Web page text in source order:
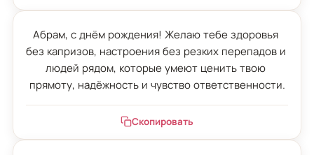
Абрам, с днём рождения! Желаю тебе здоровья
без капризов, настроения без резких перепадов и
людей рядом, которые умеют ценить твою
прямоту, надёжность и чувство ответственности.
Скопировать